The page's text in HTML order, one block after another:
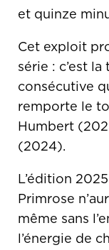
et quinze
Cet exploit
série : c’est
consécutive
remporte le
Humbert
(2024).
L’édition
Primrose
même sans
l’énergie de